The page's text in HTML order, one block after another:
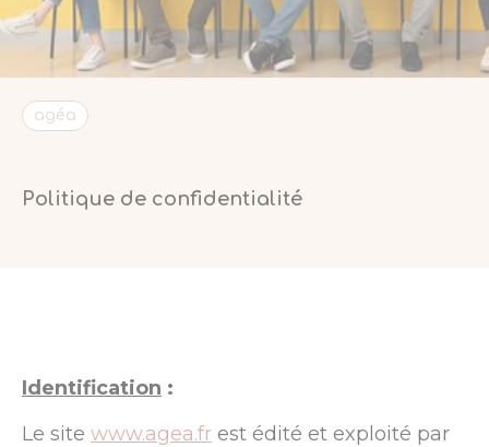
agéa
Politique de confidentialité
Identification :
Le site www.agea.fr est édité et exploité par